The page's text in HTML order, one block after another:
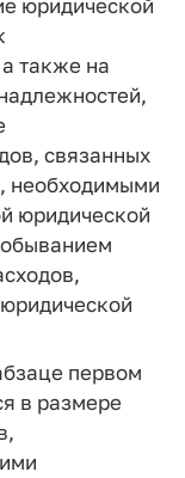
также на
связанных
необходимыми
юридической
первом
в размере